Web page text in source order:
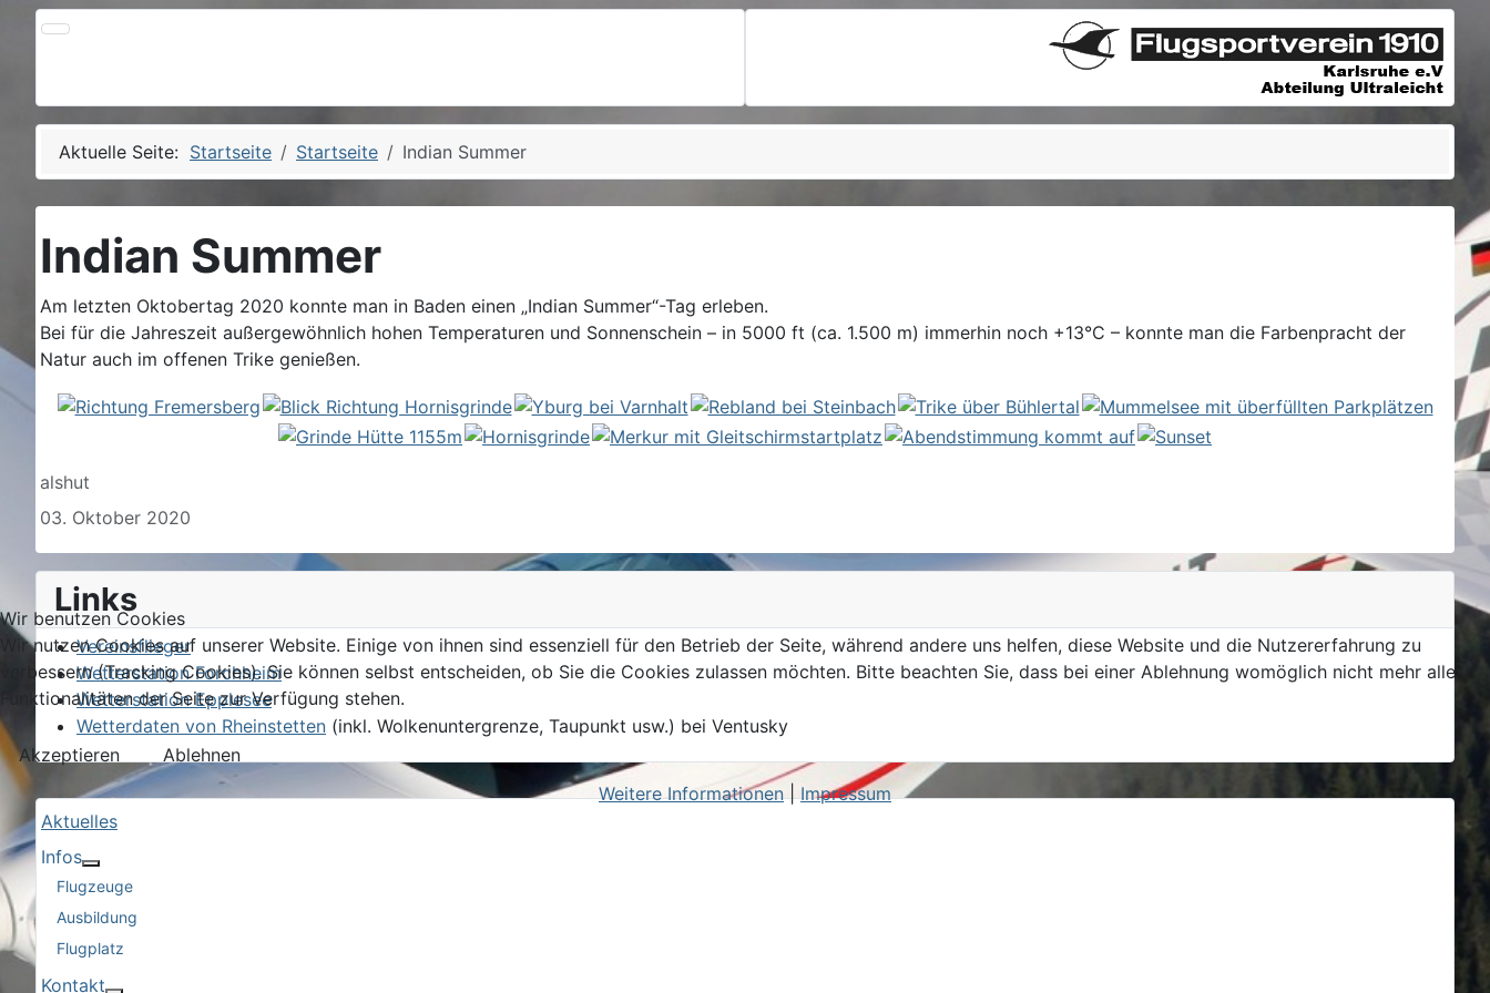
Aktuelle Seite: Startseite Startseite Indian Summer
Aktuelles
Infos
Flugzeuge
Ausbildung
Flugplatz
Kontakt
Indian Summer
Am letzten Oktobertag 2020 konnte man in Baden einen „Indian Summer“-Tag erleben.
Bei für die Jahreszeit außergewöhnlich hohen Temperaturen und Sonnenschein – in 5000 ft (ca. 1.500 m) immerhin noch +13°C – konnte man die Farbenpracht der
Natur auch im offenen Trike genießen.
Details
alshut
03. Oktober 2020
Links
Vereinsflieger
Wetterstation Forchheim
Wetterstation Epplesee
Wetterdaten von Rheinstetten (inkl. Wolkenuntergrenze, Taupunkt usw.) bei Ventusky
Wir benutzen Cookies
Wir nutzen Cookies auf unserer Website. Einige von ihnen sind essenziell für den Betrieb der Seite, während andere uns helfen, diese Website und die Nutzererfahrung zu
verbessern (Tracking Cookies). Sie können selbst entscheiden, ob Sie die Cookies zulassen möchten. Bitte beachten Sie, dass bei einer Ablehnung womöglich nicht mehr alle
Funktionalitäten der Seite zur Verfügung stehen.
Akzeptieren
Ablehnen
Weitere Informationen|Impressum